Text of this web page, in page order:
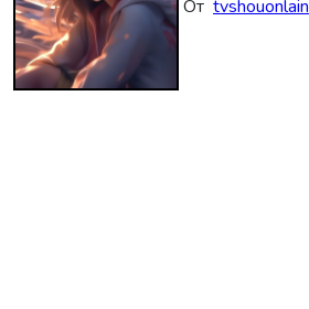
От tvshouonlain